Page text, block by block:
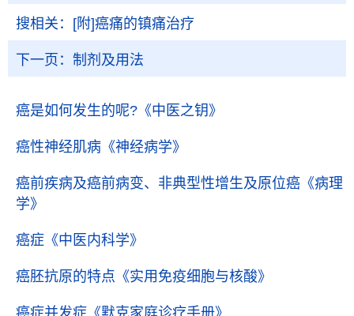
搜相关： [附]癌痛的镇痛治疗
下一页： 制剂及用法
癌是如何发生的呢? 《中医之钥》
癌性神经肌病 《神经病学》
癌前疾病及癌前病变、非典型性增生及原位癌 《病理
学》
癌症 《中医内科学》
癌胚抗原的特点 《实用免疫细胞与核酸》
癌症并发症 《默克家庭诊疗手册》